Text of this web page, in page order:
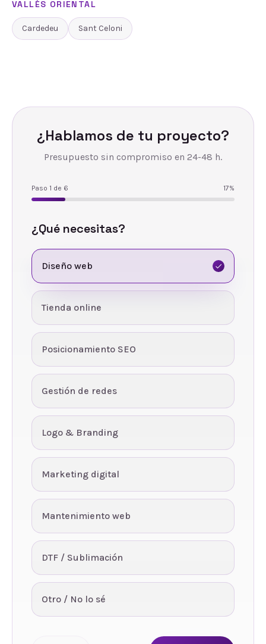
VALLÈS ORIENTAL
Cardedeu Sant Celoni
¿Hablamos de tu proyecto?
Presupuesto sin compromiso en 24-48 h.
Paso 1 de 6 17%
¿Qué necesitas?
Diseño web
Tienda online
Posicionamiento SEO
Gestión de redes
Logo & Branding
Marketing digital
Mantenimiento web
DTF / Sublimación
Otro / No lo sé